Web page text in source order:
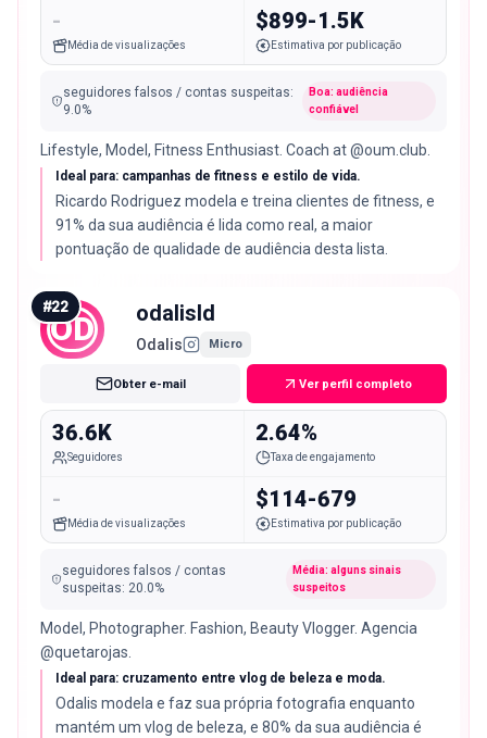
-
Média de visualizações
$899-1.5K
Estimativa por publicação
seguidores falsos / contas suspeitas:
9.0%
Boa: audiência
confiável
Lifestyle, Model, Fitness Enthusiast. Coach at @oum.club.
Ideal para: campanhas de fitness e estilo de vida.
Ricardo Rodriguez modela e treina clientes de fitness, e
91% da sua audiência é lida como real, a maior
pontuação de qualidade de audiência desta lista.
OD
#22 odalisld
Odalis Micro
Obter e-mail Ver perfil completo
36.6K
Seguidores
2.64%
Taxa de engajamento
-
Média de visualizações
$114-679
Estimativa por publicação
seguidores falsos / contas
suspeitas: 20.0%
Média: alguns sinais
suspeitos
Model, Photographer. Fashion, Beauty Vlogger. Agencia
@quetarojas.
Ideal para: cruzamento entre vlog de beleza e moda.
Odalis modela e faz sua própria fotografia enquanto
mantém um vlog de beleza, e 80% da sua audiência é